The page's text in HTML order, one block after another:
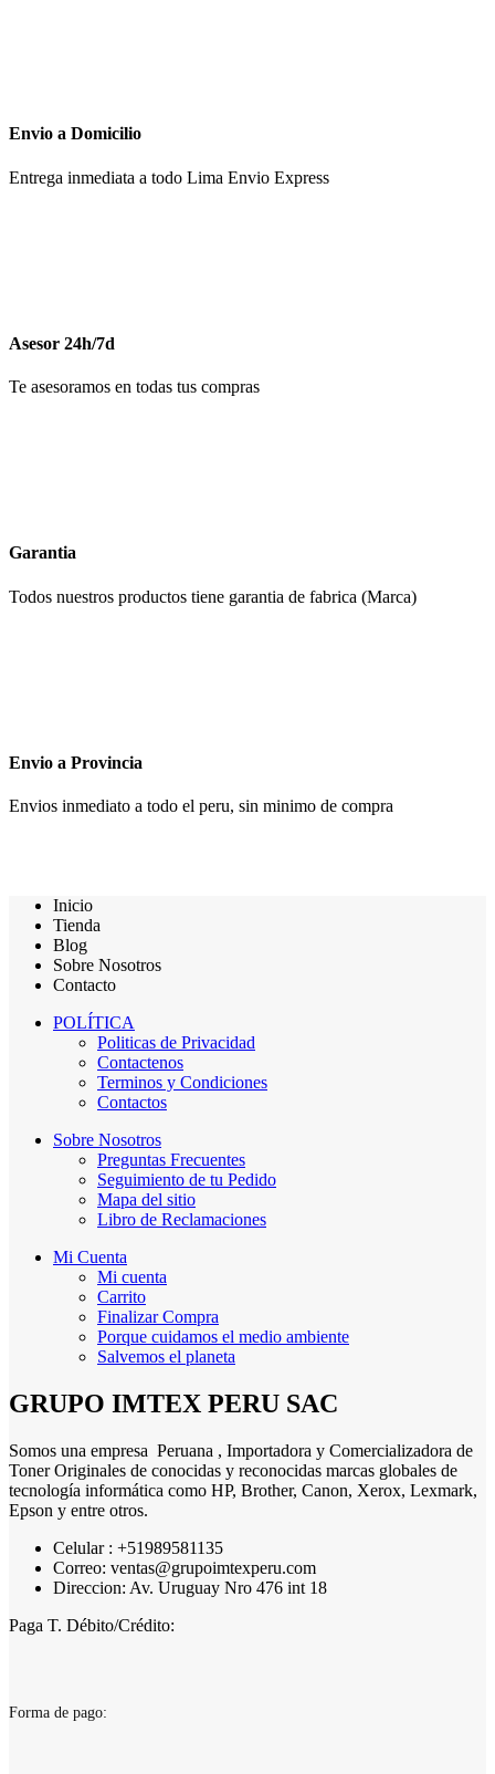
Envio a Domicilio
Entrega inmediata a todo Lima Envio Express
Asesor 24h/7d
Te asesoramos en todas tus compras
Garantia
Todos nuestros productos tiene garantia de fabrica (Marca)
Envio a Provincia
Envios inmediato a todo el peru, sin minimo de compra
Inicio
Tienda
Blog
Sobre Nosotros
Contacto
POLÍTICA
Politicas de Privacidad
Contactenos
Terminos y Condiciones
Contactos
Sobre Nosotros
Preguntas Frecuentes
Seguimiento de tu Pedido
Mapa del sitio
Libro de Reclamaciones
Mi Cuenta
Mi cuenta
Carrito
Finalizar Compra
Porque cuidamos el medio ambiente
Salvemos el planeta
GRUPO IMTEX PERU SAC
Somos una empresa Peruana , Importadora y Comercializadora de
Toner Originales de conocidas y reconocidas marcas globales de
tecnología informática como HP, Brother, Canon, Xerox, Lexmark,
Epson y entre otros.
Celular : +51989581135
Correo: ventas@grupoimtexperu.com
Direccion: Av. Uruguay Nro 476 int 18
Paga T. Débito/Crédito:
Forma de pago: